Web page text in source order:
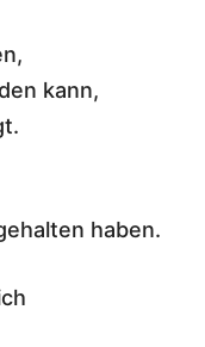
kann,
haben.